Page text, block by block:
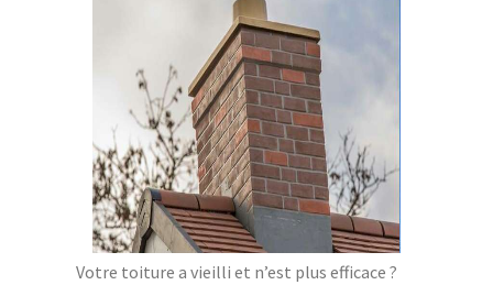
Votre toiture a vieilli et n’est plus efficace ?